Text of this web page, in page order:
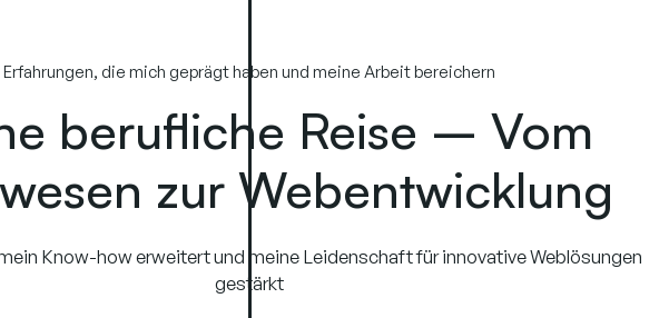
Erfahrungen, die mich geprägt haben und meine Arbeit bereichern
berufliche Reise – Vom
zur Webentwicklung
Know-how erweitert und meine Leidenschaft für innovative Weblösungen
gestärkt